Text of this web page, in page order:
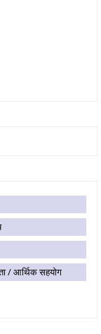
/ आर्थिक सहयोग